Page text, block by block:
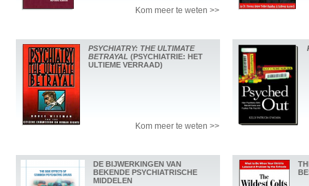
Kom meer te weten >>
PSYCHIATRY: THE ULTIMATE
BETRAYAL (PSYCHIATRIE: HET
ULTIEME VERRAAD)
Kom meer te weten >>
DE BIJWERKINGEN VAN
BEKENDE PSYCHIATRISCHE
MIDDELEN